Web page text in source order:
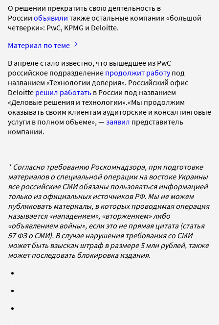
О решении прекратить свою деятельность в
России объявили также остальные компании «большой
четверки»: PwC, KPMG и Deloitte.
Материал по теме
В апреле стало известно, что вышедшее из PwC
российское подразделение продолжит работупод
названием «Технологии доверия». Российский офис
Deloitte решил работать в России под названием
«Деловые решения и технологии».«Мы продолжим
оказывать своим клиентам аудиторские и консалтинговые
услуги в полном объеме», —заявил представитель
компании.
* Согласно требованию Роскомнадзора, при подготовке
материалов о специальной операции на востоке Украины
все российские СМИ обязаны пользоваться информацией
только из официальных источников РФ. Мы не можем
публиковать материалы, в которых проводимая операция
называется «нападением», «вторжением» либо
«объявлением войны», если это не прямая цитата (статья
57 ФЗ о СМИ). В случае нарушения требования со СМИ
может быть взыскан штраф в размере 5 млн рублей, также
может последовать блокировка издания.